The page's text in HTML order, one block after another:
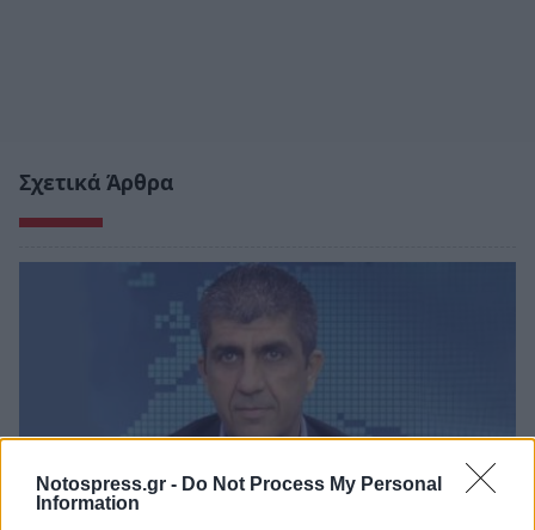
Notospress.gr - Do Not Process My Personal
Information
Σχετικά Άρθρα